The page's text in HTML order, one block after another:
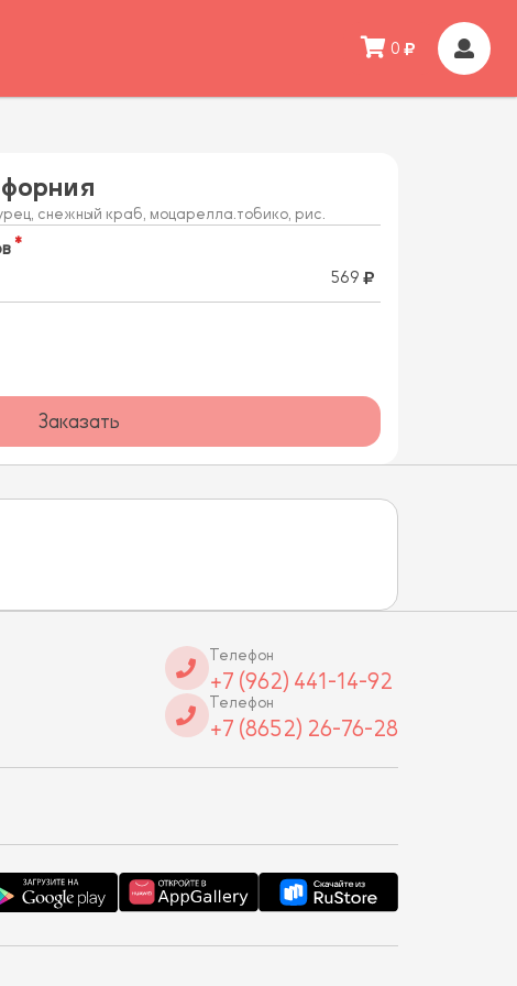
0
снежный краб, моцарелла.тобико, рис.
569
Заказать
Телефон
+7 (962) 441-14-92
Телефон
+7 (8652) 26-76-28